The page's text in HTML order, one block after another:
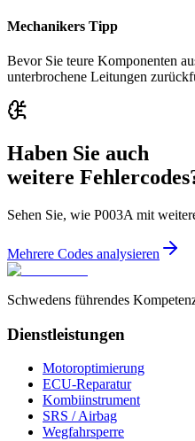
Mechanikers Tipp
Bevor Sie teure Komponenten
unterbrochene Leitungen
Haben Sie auch
weitere
Sehen Sie, wie P003A mit
Mehrere Codes analysieren
Schwedens führendes
Dienstleistungen
Motoroptimierung
ECU-Reparatur
Kombiinstrument
SRS / Airbag
Wegfahrsperre